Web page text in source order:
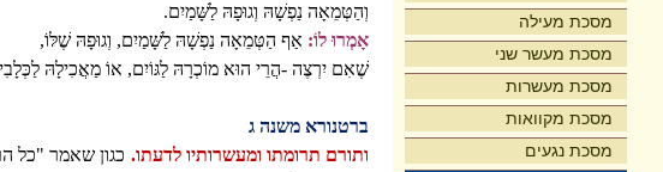
מסכת מעילה
מסכת מעשר שני
מסכת מעשרות
מסכת מקוואות
מסכת נגעים
וְהַטְּמֵאָה נַפְשָׁהּ וְגוּפָהּ לַשָּׁמַיִם.
אָמְרוּ לוֹ: אַף הַטְּמֵאָה נַפְשָׁהּ לַשָּׁמַיִם, וְגוּפָהּ שֶׁלּוֹ,
שֶׁאִם יִרְצֶה -הֲרֵי הוּא מוֹכְרָהּ לַגּוֹיִם, אוֹ מַאֲכִילָהּ
ברטנורא משנה ג
ותורם תרומתו ומעשרותיו לדעתו. כגון שאמר "כל